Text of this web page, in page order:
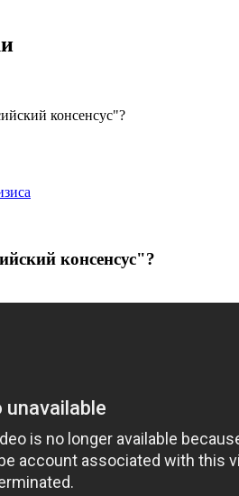
консенсус"?
консенсус"?